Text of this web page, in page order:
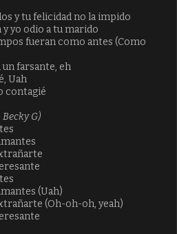
y tu felicidad no la impido
yo odio a tu marido
fueran como antes (Como
farsante, eh
Uah
contagié
Becky G)
(Uah)
(Oh-oh-oh, yeah)